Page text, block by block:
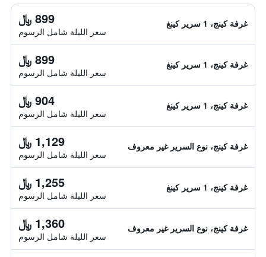
غرفة كينج، 1 سرير كينغ 899 ﷼
سعر الليلة شامل الرسوم
غرفة كينج، 1 سرير كينغ 899 ﷼
سعر الليلة شامل الرسوم
غرفة كينج، 1 سرير كينغ 904 ﷼
سعر الليلة شامل الرسوم
غرفة كينج، نوع السرير غير معروف 1,129 ﷼
سعر الليلة شامل الرسوم
غرفة كينج، 1 سرير كينغ 1,255 ﷼
سعر الليلة شامل الرسوم
غرفة كينج، نوع السرير غير معروف 1,360 ﷼
سعر الليلة شامل الرسوم